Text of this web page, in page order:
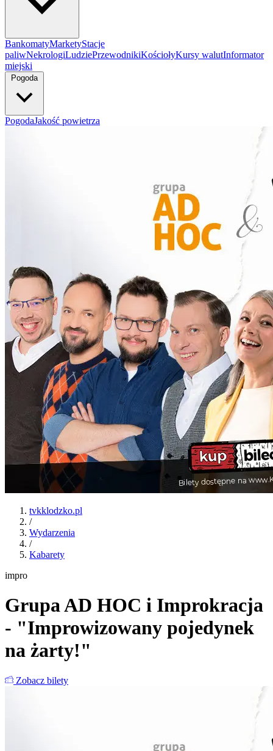
BankomatyMarketyStacje
paliwNekrologiLudziePrzewodnikiKościołyKursy walutInformator
miejski
Pogoda
PogodaJakość powietrza
tvkklodzko.pl
/
Wydarzenia
/
Kabarety
impro
Grupa AD HOC i Improkracja
- "Improwizowany pojedynek
na żarty!"
Zobacz bilety